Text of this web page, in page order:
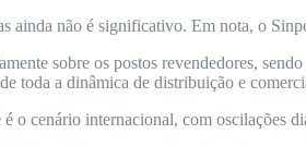
ainda não é significativo. Em nota, o
sobre os postos revendedores,
toda a dinâmica de distribuição e
o cenário internacional, com oscilações